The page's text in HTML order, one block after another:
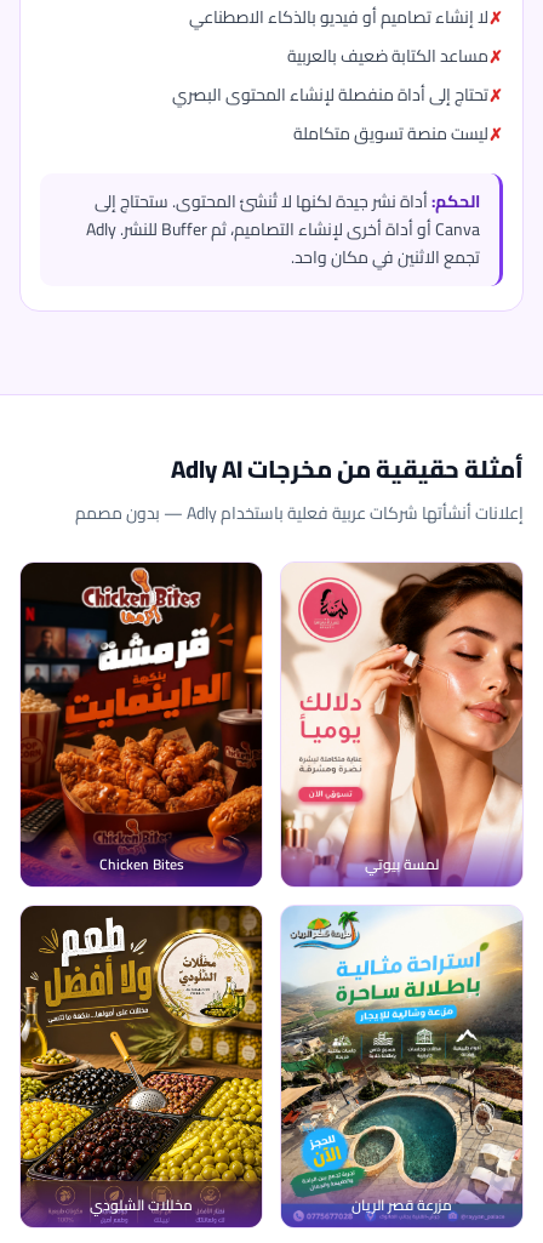
لا إنشاء تصاميم أو فيديو بالذكاء الاصطناعي
مساعد الكتابة ضعيف بالعربية
تحتاج إلى أداة منفصلة لإنشاء المحتوى البصري
ليست منصة تسويق متكاملة
الحكم:أداة نشر جيدة لكنها لا تُنشئ المحتوى. ستحتاج إلى
Canva أو أداة أخرى لإنشاء التصاميم، ثم Buffer للنشر. Adly
تجمع الاثنين في مكان واحد.
أمثلة حقيقية من مخرجات Adly AI
إعلانات أنشأتها شركات عربية فعلية باستخدام Adly — بدون مصمم
لمسة بيوتي Chicken Bites
مزرعة قصر الريان مخللات الشلودي